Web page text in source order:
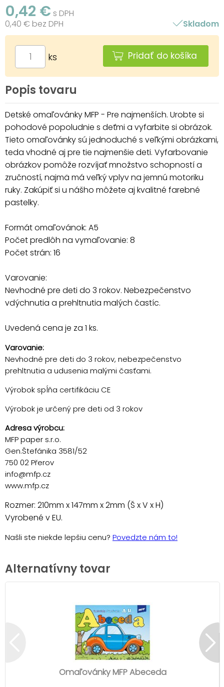
0,42 € s DPH
0,40 € bez DPH
Skladom
ks Pridať do košíka
Popis tovaru
Detské omaľovánky MFP - Pre najmenších. Urobte si
pohodové popoludnie s deťmi a vyfarbite si obrázok.
Tieto omaľovánky sú jednoduché s veľkými obrázkami,
teda vhodné aj pre tie najmenšie deti. Vyfarbovanie
obrázkov pomôže rozvíjať množstvo schopností a
zručností, najmä má veľký vplyv na jemnú motoriku
ruky. Zakúpiť si u nášho môžete aj kvalitné farebné
pastelky.
Formát omaľovánok: A5
Počet predlôh na vymaľovanie: 8
Počet strán: 16
Varovanie:
Nevhodné pre deti do 3 rokov. Nebezpečenstvo
vdýchnutia a prehltnutia malých častíc.
Uvedená cena je za 1 ks.
Varovanie:
Nevhodné pre deti do 3 rokov, nebezpečenstvo
prehltnutia a udusenia malými časťami.
Výrobok spĺňa certifikáciu CE
Výrobok je určený pre deti od 3 rokov
Adresa výrobcu:
MFP paper s.r.o.
Gen.Štefánika 3581/52
750 02 Přerov
info@mfp.cz
www.mfp.cz
Rozmer: 210mm x 147mm x 2mm (Š x V x H)
Vyrobené v EU.
Našli ste niekde lepšiu cenu? Povedzte nám to!
Alternatívny tovar
Omaľovánky MFP Abeceda